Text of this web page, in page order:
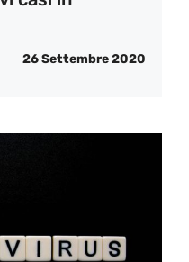
26 Settembre 2020